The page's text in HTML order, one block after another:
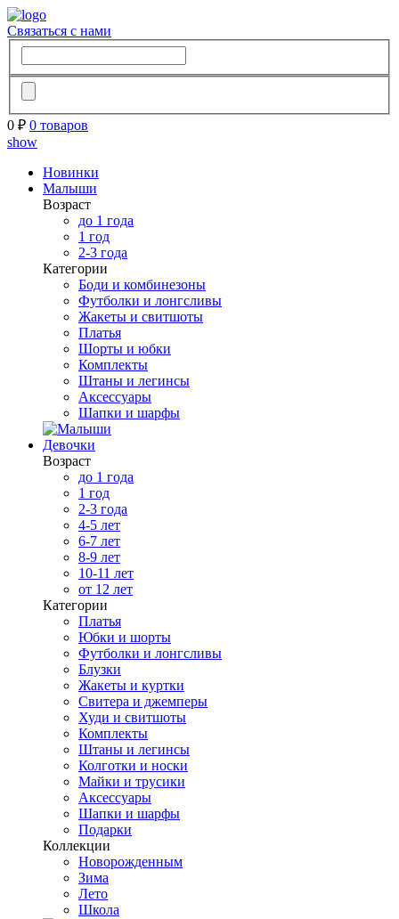
Связаться с нами
0 ₽ 0 товаров
show
Новинки
Малыши
Возраст
до 1 года
1 год
2-3 года
Категории
Боди и комбинезоны
Футболки и лонгсливы
Жакеты и свитшоты
Платья
Шорты и юбки
Комплекты
Штаны и легинсы
Аксессуары
Шапки и шарфы
Девочки
Возраст
до 1 года
1 год
2-3 года
4-5 лет
6-7 лет
8-9 лет
10-11 лет
от 12 лет
Категории
Платья
Юбки и шорты
Футболки и лонгсливы
Блузки
Жакеты и куртки
Свитера и джемперы
Худи и свитшоты
Комплекты
Штаны и легинсы
Колготки и носки
Майки и трусики
Аксессуары
Шапки и шарфы
Подарки
Коллекции
Новорожденным
Зима
Лето
Школа